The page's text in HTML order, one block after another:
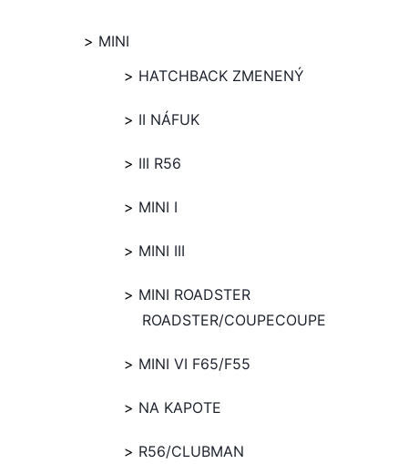
MINI
HATCHBACK ZMENENÝ
II NÁFUK
III R56
MINI I
MINI III
MINI ROADSTER
ROADSTER/COUPECOUPE
MINI VI F65/F55
NA KAPOTE
R56/CLUBMAN